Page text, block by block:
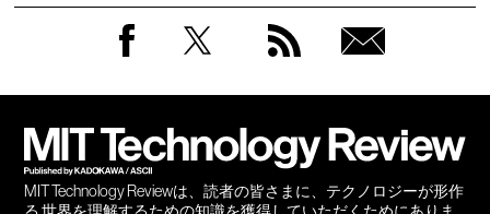
MIT Technology Reviewは、読者の皆さまに、テクノロジーが形作